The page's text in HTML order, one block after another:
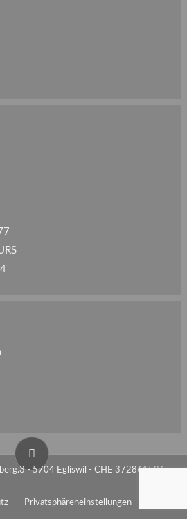
- 5704 Egliswil - CHE 372861586
Privatsphäreneinstellungen